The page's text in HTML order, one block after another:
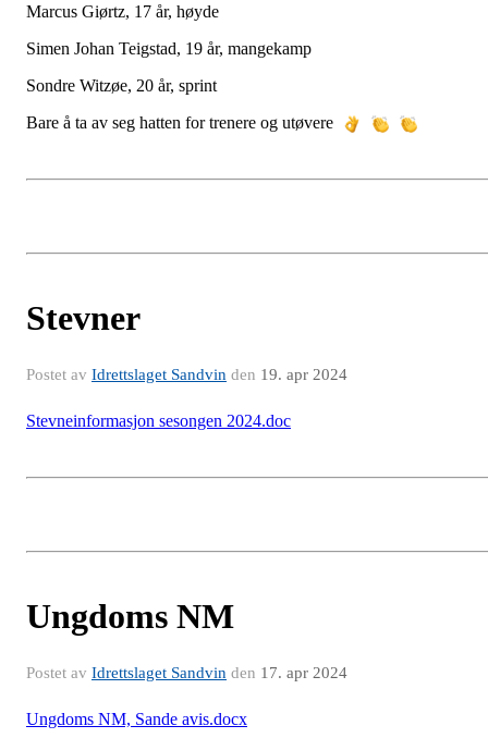
Marcus Giørtz, 17 år, høyde
Simen Johan Teigstad, 19 år, mangekamp
Sondre Witzøe, 20 år, sprint
Bare å ta av seg hatten for trenere og utøvere
Stevner
Postet av Idrettslaget Sandvin den 19. apr 2024
Stevneinformasjon sesongen 2024.doc
Ungdoms NM
Postet av Idrettslaget Sandvin den 17. apr 2024
Ungdoms NM, Sande avis.docx